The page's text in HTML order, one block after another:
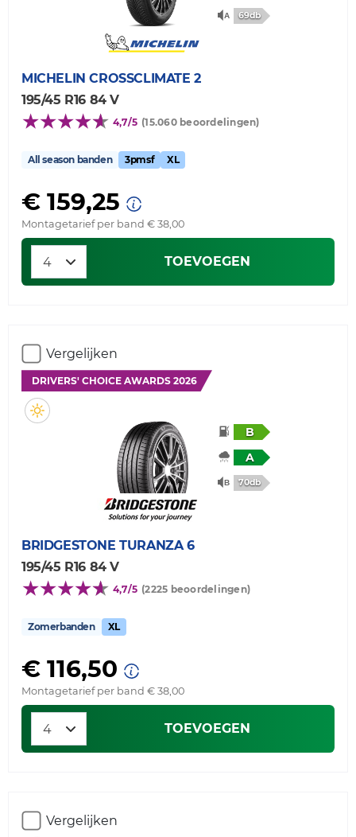
69db
MICHELIN CROSSCLIMATE 2
195/45 R16 84 V
4,7/5 (15.060 beoordelingen)
All season banden 3pmsf XL
€ 159,25
Montagetarief per band € 38,00
TOEVOEGEN
Vergelijken
DRIVERS' CHOICE AWARDS 2026
B
A
70db
BRIDGESTONE TURANZA 6
195/45 R16 84 V
4,7/5 (2225 beoordelingen)
Zomerbanden XL
€ 116,50
Montagetarief per band € 38,00
TOEVOEGEN
Vergelijken